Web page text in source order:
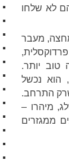
לא שלחו
מעבר
טוב יותר.
הוא נכשל
התרחב.
מיהרו –
ממגזרים